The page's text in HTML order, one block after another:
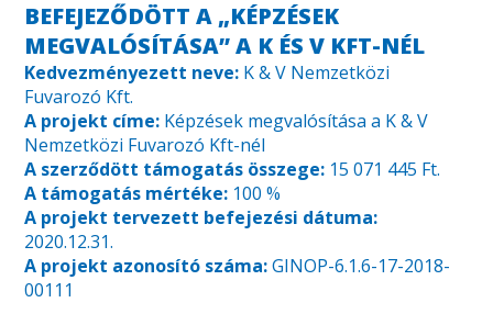
BEFEJEZŐDÖTT A „KÉPZÉSEK
MEGVALÓSÍTÁSA” A K ÉS V KFT-NÉL
Kedvezményezett neve: K & V Nemzetközi
Fuvarozó Kft.
A projekt címe: Képzések megvalósítása a K & V
Nemzetközi Fuvarozó Kft-nél
A szerződött támogatás összege: 15 071 445 Ft.
A támogatás mértéke: 100 %
A projekt tervezett befejezési dátuma:
2020.12.31.
A projekt azonosító száma:GINOP-6.1.6-17-2018-
00111